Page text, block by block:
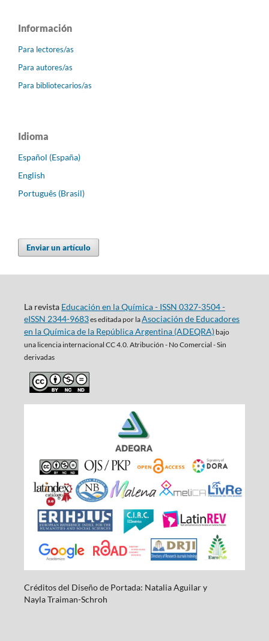
Información
Para lectores/as
Para autores/as
Para bibliotecarios/as
Idioma
Español (España)
English
Português (Brasil)
Enviar un artículo
La revista Educación en la Química - ISSN 0327-3504 -
eISSN 2344-9683es editada por laAsociación de Educadores
en la Química de la República Argentina (ADEQRA)bajo
una licencia internacional CC 4.0. Atribución - No Comercial - Sin
derivadas
Créditos del Diseño de Portada: Natalia Aguilar y
NaylaTraiman-Schroh